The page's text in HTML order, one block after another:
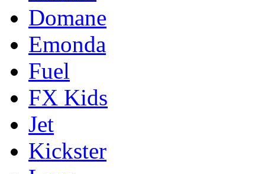
Domane
Emonda
Fuel
FX Kids
Jet
Kickster